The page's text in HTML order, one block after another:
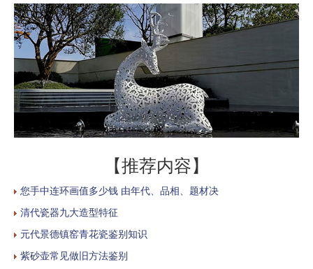
【推荐内容】
您手中连环画值多少钱 由年代、品相、题材决
清代瓷器九大造型特征
元代景德镇窑青花瓷鉴别知识
紫砂壶常见做旧方法鉴别